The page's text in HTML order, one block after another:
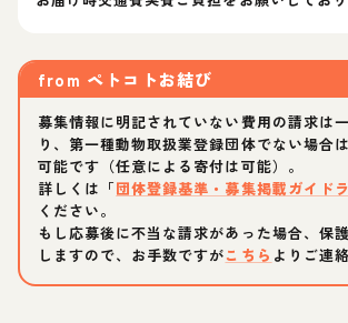
from ペトコトお結び
募集情報に明記されていない費用の請求は
り、第一種動物取扱業登録団体でない場合
可能です（任意による寄付は可能）。
詳しくは「団体登録基準・募集掲載ガイド
ください。
もし応募後に不当な請求があった場合、保
しますので、お手数ですがこちら よりご連